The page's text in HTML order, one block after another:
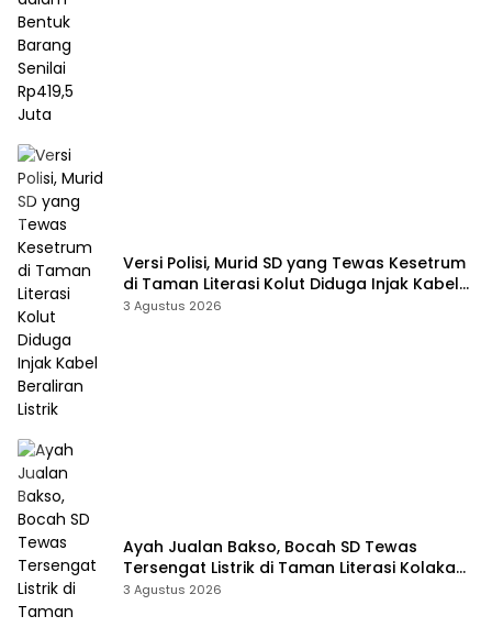
Versi Polisi, Murid SD yang Tewas Kesetrum
di Taman Literasi Kolut Diduga Injak Kabel
Beraliran Listrik
3 Agustus 2026
Ayah Jualan Bakso, Bocah SD Tewas
Tersengat Listrik di Taman Literasi Kolaka
Utara
3 Agustus 2026